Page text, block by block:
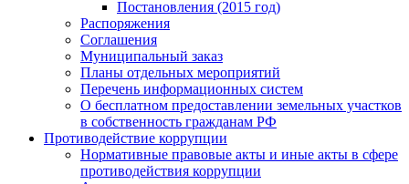
Постановления (2015 год)
Распоряжения
Соглашения
Муниципальный заказ
Планы отдельных мероприятий
Перечень информационных систем
О бесплатном предоставлении земельных участков
в собственность гражданам РФ
Противодействие коррупции
Нормативные правовые акты и иные акты в сфере
противодействия коррупции